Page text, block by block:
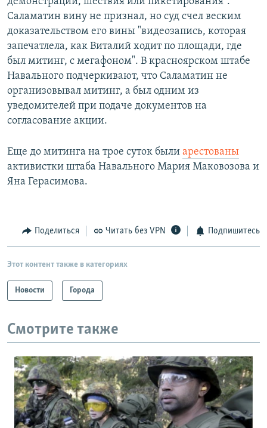
Саламатин вину не признал, но суд счел веским
доказательством его вины "видеозапись, которая
запечатлела, как Виталий ходит по площади, где
был митинг, с мегафоном". В красноярском штабе
Навального подчеркивают, что Саламатин не
организовывал митинг, а был одним из
уведомителей при подаче документов на
согласование акции.
Еще до митинга на трое суток были арестованы
активистки штаба Навального Мария Маковозова и
Яна Герасимова.
Поделиться Читать без VPN Подпишитесь
Этот контент также в категориях
Новости Города
Смотрите также